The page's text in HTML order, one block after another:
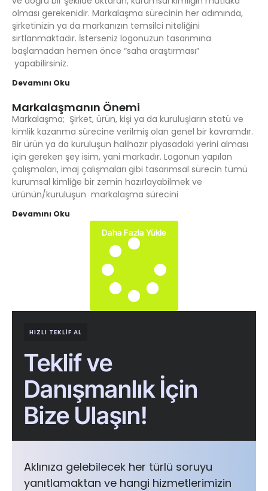
olması gerekenidir. Markalaşma sürecinin her adımında,
şirketinizin ya da markanızın temsilci niteliğini
sırtlanmaktadır. İsterseniz logonuzun tasarımına
başlamadan hemen önce “saha araştırması”
yapabilirsiniz.
Devamını Oku
Markalaşmanın Önemi
Markalaşma; Şirket, ürün, kişi ya da kuruluşların statü ve
kimlik kazanma sürecine verilmiş olan genel bir kavramdır.
Bir ürün ya da kuruluşun halihazır piyasadaki yerini alması
için gereken şey isim, yani markadır. Logonun yapılan
çalışmaları, imaj çalışmaları gibi tasarımsal sürecin tümü
kurumsal kimliğe bir zemin hazırlayabilmek ve
ürünün/kuruluşun markalaşma sürecini
Devamını Oku
Daha Fazla Yükle
HIZLI TEKLIF AL
Teklif ve
Danışmanlık İçin
Bize Ulaşın!
Aklınıza gelebilecek her türlü soruyu
yanıtlamaktan ve hangi hizmetlerimizin